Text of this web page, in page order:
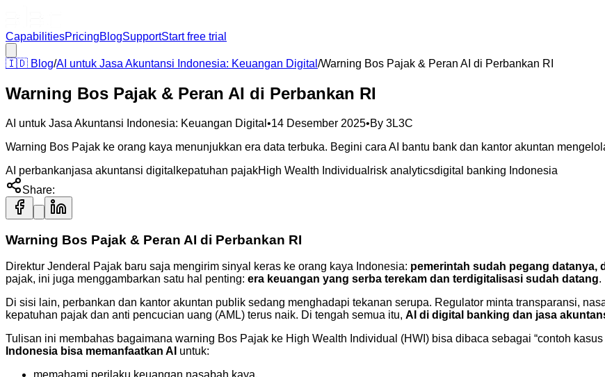
CapabilitiesPricingBlogSupportStart free trial
🇮🇩 Blog/AI untuk Jasa Akuntansi Indonesia: Keuangan Digital /Warning Bos Pajak & Peran AI di Perbankan RI
Warning Bos Pajak & Peran AI di Perbankan RI
AI untuk Jasa Akuntansi Indonesia: Keuangan Digital •14 Desember 2025•By 3L3C
Warning Bos Pajak ke orang kaya menunjukkan era data terbuka. Begini cara AI bantu bank dan kantor akuntan
AI perbankanjasa akuntansi digital kepatuhan pajakHigh Wealth Individual risk analyticsdigital banking Indonesia
Share:
Warning Bos Pajak & Peran AI di Perbankan RI
Direktur Jenderal Pajak baru saja mengirim sinyal keras ke orang kaya Indonesia: pemerintah sudah pegang datanya,
pajak, ini juga menggambarkan satu hal penting: era keuangan yang serba terekam dan terdigitalisasi sudah datang.
Di sisi lain, perbankan dan kantor akuntan publik sedang menghadapi tekanan serupa. Regulator minta transparansi,
kepatuhan pajak dan anti pencucian uang (AML) terus naik. Di tengah semua itu, AI di digital banking dan jasa
Tulisan ini membahas bagaimana warning Bos Pajak ke High Wealth Individual (HWI) bisa dibaca sebagai “contoh kasus
Indonesia bisa memanfaatkan AI untuk: